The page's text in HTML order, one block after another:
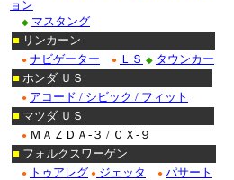
ョン
◆ マスタング
■ リンカーン
● ナビゲーター ● ＬＳ ◆ タウンカー
■ ホンダ ＵＳ
● アコード / シビック / フィット
■ マツダ ＵＳ
● ＭＡＺＤＡ-３ / ＣＸ-９
■ フォルクスワーゲン
● トゥアレグ ● ジェッタ ● パサート